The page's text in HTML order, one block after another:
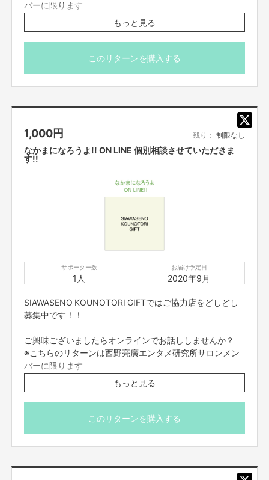
SIAWASENO KOUNOTORI GIFT を作りたいと思いまし
た！
ミングや状況からとても難かしく、日本の相手を想いやる文化には馴染みの
※アメリカではベビーシャワーという妊婦さんをお祝いする文化がありま
す。
SIAWASENO KOUNOTORI GIFTの特徴
のイメージで価格帯やエリア、カテゴリーの中から受け取っ
デリケートな時期に配慮した、特にこだわったサービスやモノを集めます。
ギフトは、助産師さん、保育士さんへの相談、ベビーシッター、家事代行サ
ービス、リラクゼーション、オーガニック食材、ベビー用品（絵本）などな
ど。
妊婦さんは受け取った履歴が見られ、贈る人は 贈り物に迷わず贈れ、寄贈履
が見られます。
※これは、贈る、もらう相手が多い人ほど便利です。あれ？あの人にはい
つ、何あげったけ？もらったっけ？がなくなります。
SIAWASENO KOUNOTORI GIFTをママのコミュニティーの場や相談できる
と思っています。
バーに限ります
西野亮廣エンタメ研究所https://salon.jp/nishino
zoomを使用しますので、相談日までにご準備をお願いし
ます。当日は電波のいい環境でお繋ぎください。
※後日メールで相談日のご案内を送らせていただきます。
い。
もっと見る
このリターンを購入する
1,000円 残り： 制限なし
なかまになろうよ!! ON LINE 個別相談させていただきま
す!!
サポーター数
1人
お届け予定日
2020年9月
SIAWASENO KOUNOTORI GIFTではご協力店をどしどし
募集中です！！
ご興味ございましたらオンラインでお話ししませんか？
※こちらのリターンは西野亮廣エンタメ研究所サロンメン
バーに限ります
西野亮廣エンタメ研究所https://salon.jp/nishino
zoomを使用しますので、相談日までにご準備をお願いし
ます。当日は電波のいい環境でお繋ぎください。
※後日メールで相談日のご案内を送らせていただきます。
い。
もっと見る
このリターンを購入する